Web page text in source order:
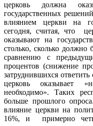
церковь должна
государственных
влиянием церкви на
сегодня, считая, что
оказывают на
столько, сколько должно
сравнению с
процентов (снижение
затруднившихся
церковь оказывает
необходимо». Таких
больше прошлого
влияние церкви на
16%, и примерно